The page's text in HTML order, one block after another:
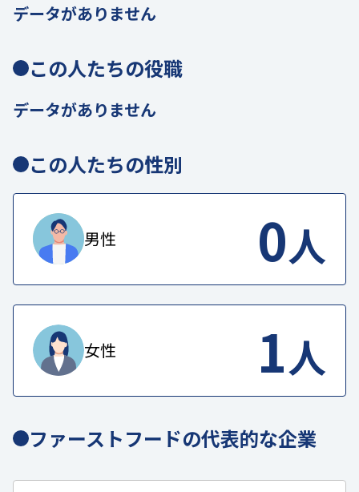
データがありません
この人たちの役職
データがありません
この人たちの性別
男性 0人
女性 1人
ファーストフードの代表的な企業